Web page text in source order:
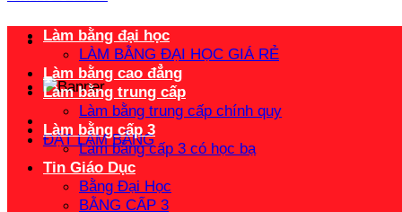
ĐẶT LÀM BẰNG
Làm bằng đại học
LÀM BẰNG ĐẠI HỌC GIÁ RẺ
Làm bằng cao đẳng
Làm bằng trung cấp
Làm bằng trung cấp chính quy
Làm bằng cấp 3
Làm bằng cấp 3 có học bạ
Tin Giáo Dục
Bằng Đại Học
BẰNG CẤP 3